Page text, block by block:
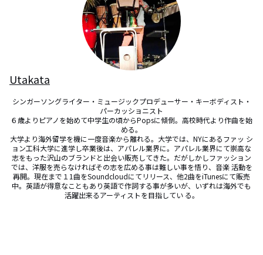
Utakata
シンガーソングライター・ミュージックプロデューサー・キーボディスト・
パーカッショニスト
６歳よりピアノを始めて中学生の頃からPopsに傾倒。高校時代より作曲を始
める。
大学より海外留学を機に一度音楽から離れる。大学では、NYにあるファッ シ
ョン工科大学に進学し卒業後は、アパレル業界に。アパレル業界にて崇高な
志をもった沢山のブランドと出会い販売してきた。だがしかしファッション
では、洋服を売らなければその志を広める事は難しい事を悟り、音楽 活動を
再開。現在まで１1曲をSoundcloudにてリリース、他2曲をiTunesにて販売
中。英語が得意なこともあり英語で作詞する事が多いが、いずれは海外でも
活躍出来るアーティストを目指してい る。